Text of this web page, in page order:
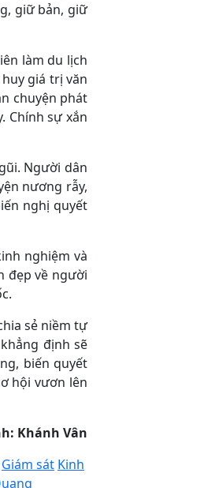
giữ bản, giữ
làm du lịch
giá trị văn
chuyện phát
Chính sự xắn
Người dân
nương rẫy,
nghị quyết
nghiệm và
đẹp về người
sẻ niềm tự
định sẽ
biến quyết
hội vươn lên
Khánh Vân
Giám sát Kinh